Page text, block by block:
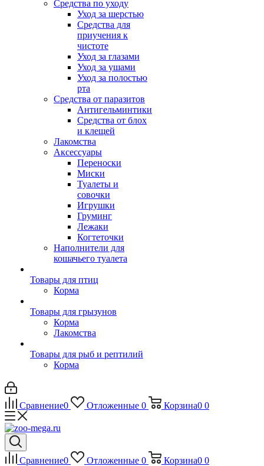
Средства по уходу
Уход за шерстью
Средства для
приучения к
чистоте
Уход за глазами
Уход за ушами
Уход за полостью
рта
Средства от паразитов
Антигельминтики
Средства от блох
и клещей
Лакомства
Аксессуары
Переноски
Миски
Туалеты и
совочки
Игрушки
Груминг
Лежаки
Когтеточки
Наполнители для
кошачьего туалета
Товары для птиц
Корма
Товары для грызунов
Корма
Лакомства
Товары для рыб и рептилий
Корма
Сравнение0 Отложенные 0 Корзина0 0
Сравнение0 Отложенные 0 Корзина0 0